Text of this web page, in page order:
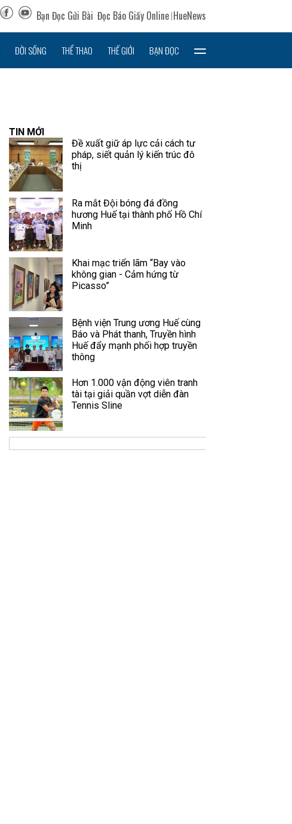
Bạn Đọc Gửi Bài Đọc Báo Giấy Online HueNews
ĐỜI SỐNG THỂ THAO THẾ GIỚI BẠN ĐỌC
TIN MỚI
Đề xuất giữ áp lực cải cách tư
pháp, siết quản lý kiến trúc đô
thị
Ra mắt Đội bóng đá đồng
hương Huế tại thành phố Hồ Chí
Minh
Khai mạc triển lãm “Bay vào
không gian - Cảm hứng từ
Picasso”
Bệnh viện Trung ương Huế cùng
Báo và Phát thanh, Truyền hình
Huế đẩy mạnh phối hợp truyền
thông
Hơn 1.000 vận động viên tranh
tài tại giải quần vợt diễn đàn
Tennis Sline